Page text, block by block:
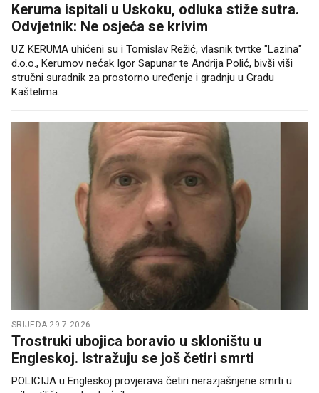
Keruma ispitali u Uskoku, odluka stiže sutra.
Odvjetnik: Ne osjeća se krivim
UZ KERUMA uhićeni su i Tomislav Režić, vlasnik tvrtke "Lazina"
d.o.o., Kerumov nećak Igor Sapunar te Andrija Polić, bivši viši
stručni suradnik za prostorno uređenje i gradnju u Gradu
Kaštelima.
SRIJEDA 29.7.2026.
Trostruki ubojica boravio u skloništu u
Engleskoj. Istražuju se još četiri smrti
POLICIJA u Engleskoj provjerava četiri nerazjašnjene smrti u